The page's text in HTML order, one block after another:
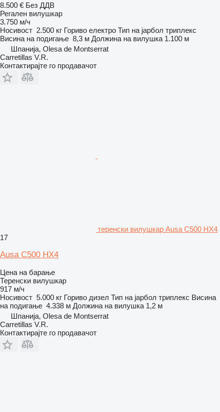
8.500 € Без ДДВ
Регален вилушкар
3.750 м/ч
Носивост 2.500 кг Гориво електро Тип на јарбол триплекс
Висина на подигање 8,3 м Должина на вилушка 1.100 м
Шпанија, Olesa de Montserrat
Carretillas V.R.
Контактирајте го продавачот
теренски вилушкар Ausa C500 HX4
17
Ausa C500 HX4
Цена на барање
Теренски вилушкар
917 м/ч
Носивост 5.000 кг Гориво дизел Тип на јарбол триплекс Висина
на подигање 4.338 м Должина на вилушка 1,2 м
Шпанија, Olesa de Montserrat
Carretillas V.R.
Контактирајте го продавачот